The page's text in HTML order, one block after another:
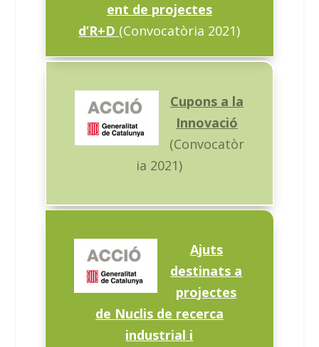
ent de projectes
d’R+D (Convocatòria 2021)
Cupons a la
Innovació
(Convocatòr
ia 2021)
Ajuts
destinats a
projectes
de Nuclis de recerca
industrial i